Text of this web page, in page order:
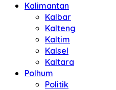
Kalimantan
Kalbar
Kalteng
Kaltim
Kalsel
Kaltara
Polhum
Politik